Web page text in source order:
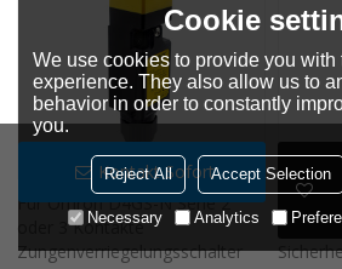
Kontakt Sofort
Für Omron D4GS-N Serie 2
oder 3 Kontakte
Zungenverriegelungsschalter
Für
Serie 2
Cookie
We use cookies to provide you
experience. They also allow us to
behavior in order to constantly
you.
Reject All Accept Selection
Necessary Analytics